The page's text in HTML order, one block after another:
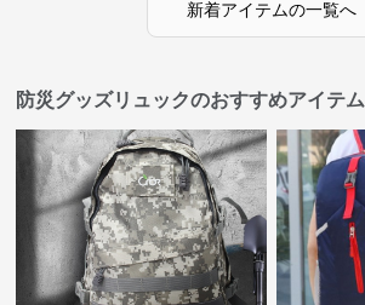
新着アイテムの一覧へ
防災グッズリュックのおすすめアイテム